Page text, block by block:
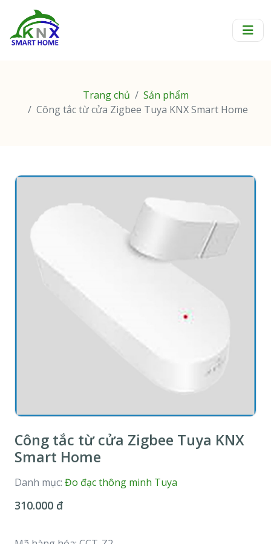
Trang chủ
Sản phẩm
Công tắc từ cửa Zigbee Tuya KNX Smart Home
Công tắc từ cửa Zigbee Tuya KNX
Smart Home
Danh mục: Đo đạc thông minh Tuya
310.000 đ